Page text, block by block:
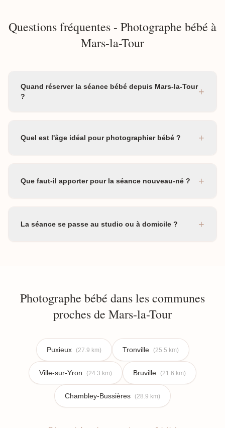
Questions fréquentes - Photographe bébé à
Mars-la-Tour
Quand réserver la séance bébé depuis Mars-la-Tour
?
+
Quel est l'âge idéal pour photographier bébé ? +
Que faut-il apporter pour la séance nouveau-né ? +
La séance se passe au studio ou à domicile ? +
Photographe bébé dans les communes
proches de Mars-la-Tour
Puxieux (27.9 km) Tronville (25.5 km)
Ville-sur-Yron (24.3 km) Bruville (21.6 km)
Chambley-Bussières (28.9 km)